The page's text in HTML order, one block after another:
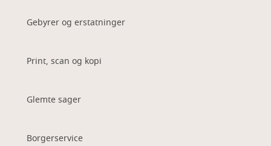
Gebyrer og erstatninger
Print, scan og kopi
Glemte sager
Borgerservice